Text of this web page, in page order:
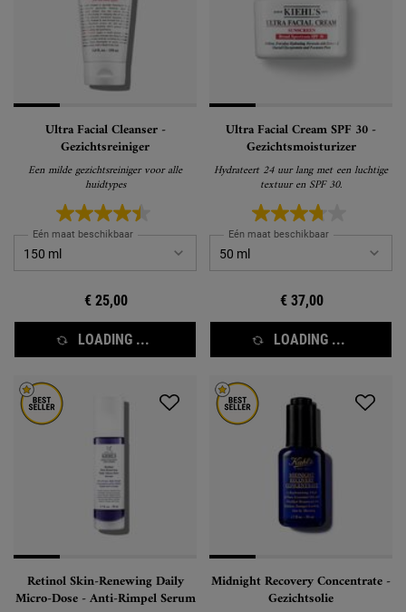
Ultra Facial Cleanser -
Gezichtsreiniger
Een milde gezichtsreiniger voor alle
huidtypes
Eén maat beschikbaar
€ 25,00
LOADING ...
Ultra Facial Cream SPF 30 -
Gezichtsmoisturizer
Hydrateert 24 uur lang met een luchtige
textuur en SPF 30.
Eén maat beschikbaar
€ 37,00
LOADING ...
Retinol Skin-Renewing Daily
Micro-Dose - Anti-Rimpel Serum
Midnight Recovery Concentrate -
Gezichtsolie